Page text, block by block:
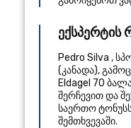
ექსპერტის
Pedro Silva ,
(კანადა),
Eldagel 70
შერჩევით და
საერთო
შემთხვევაში.